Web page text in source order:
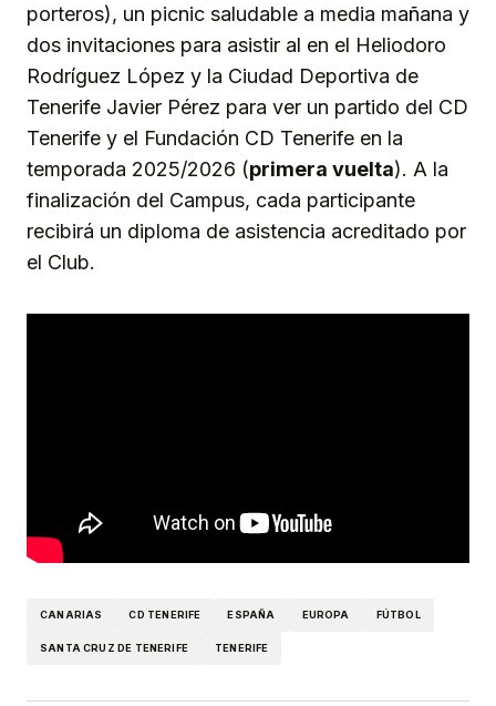
porteros), un picnic saludable a media mañana y
dos invitaciones para asistir al en el Heliodoro
Rodríguez López y la Ciudad Deportiva de
Tenerife Javier Pérez para ver un partido del CD
Tenerife y el Fundación CD Tenerife en la
temporada 2025/2026 (primera vuelta). A la
finalización del Campus, cada participante
recibirá un diploma de asistencia acreditado por
el Club.
CANARIAS CD TENERIFE ESPAÑA EUROPA FÚTBOL
SANTA CRUZ DE TENERIFE TENERIFE